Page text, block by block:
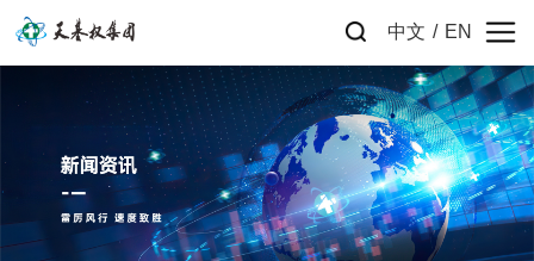
中文 / EN